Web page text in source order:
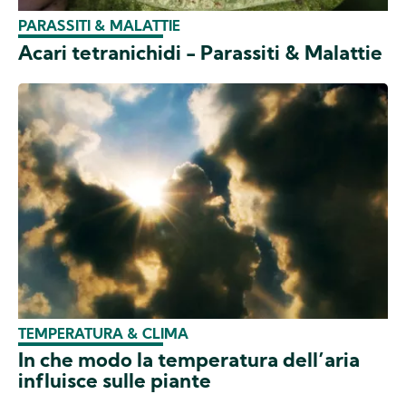
PARASSITI & MALATTIE
Acari tetranichidi - Parassiti & Malattie
TEMPERATURA & CLIMA
In che modo la temperatura dell’aria
influisce sulle piante